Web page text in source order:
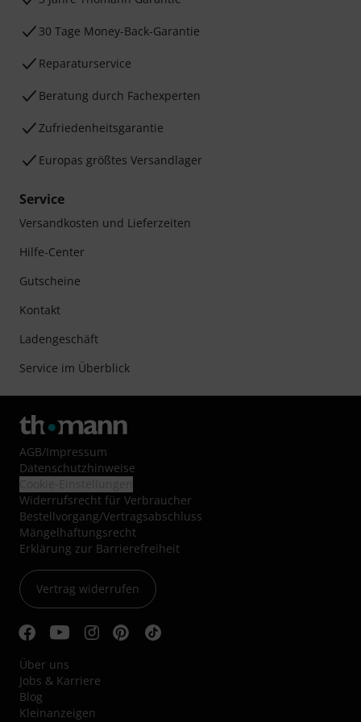
30 Tage Money-Back-Garantie
Reparaturservice
Beratung durch Fachexperten
Zufriedenheitsgarantie
Europas größtes Versandlager
Service
Versandkosten und Lieferzeiten
Hilfe-Center
Gutscheine
Kontakt
Ladengeschäft
Service im Überblick
AGB/Impressum
Datenschutzhinweise
Widerrufsrecht für Verbraucher
Bestellvorgang/Vertragsabschluss
Mängelhaftungsrecht
Erklärung zur Barrierefreiheit
Vertrag widerrufen
Über uns
Jobs & Karriere
Blog
Kleinanzeigen